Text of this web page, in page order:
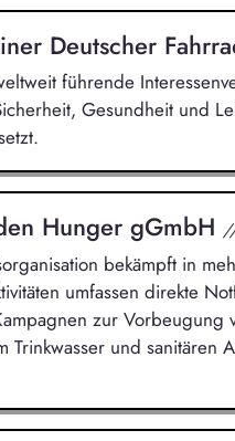
Deutscher
führende
Gesundheit und
Hunger gGmbH
bekämpft in
umfassen direkte
zur
Trinkwasser und